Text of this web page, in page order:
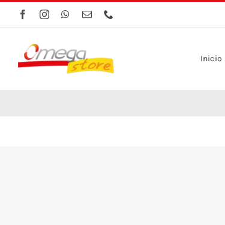
Saltar
contenido
Inicio